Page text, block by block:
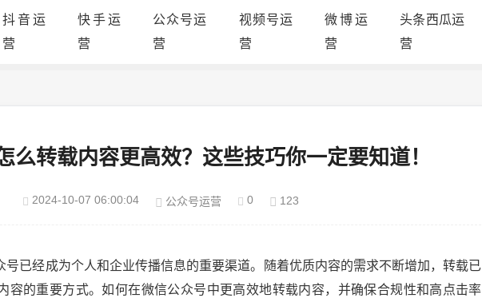
抖音运
营
快手运
营
公众号运
营
视频号运
营
微博运
营
头条西瓜运
营
么转载内容更高效？这些技巧你一定要知道！
2024-10-07 06:00:04 公众号运营 0 123
号已经成为个人和企业传播信息的重要渠道。随着优质内容的需求不断增加，转载已
容的重要方式。如何在微信公众号中更高效地转载内容，并确保合规性和高点击率